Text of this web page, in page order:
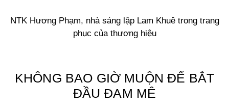
NTK Hương Phạm, nhà sáng lập Lam Khuê trong trang
phục của thương hiệu
KHÔNG BAO GIỜ MUỘN ĐỂ BẮT
ĐẦU ĐAM MÊ